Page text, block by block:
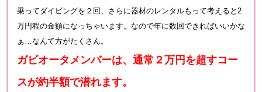
乗ってダイビングを２回、さらに器材のレンタルもって考えると2
万円程の金額になっちゃいます。なので年に数回できればいいかな
ぁ…なんて方がたくさん。
ガビオータメンバーは、通常２万円を超すコー
スが約半額で潜れます。